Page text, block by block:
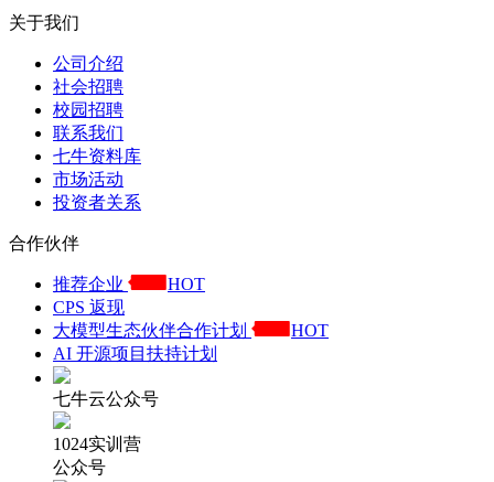
关于我们
公司介绍
社会招聘
校园招聘
联系我们
七牛资料库
市场活动
投资者关系
合作伙伴
推荐企业
HOT
CPS 返现
大模型生态伙伴合作计划
HOT
AI 开源项目扶持计划
七牛云公众号
1024实训营
公众号